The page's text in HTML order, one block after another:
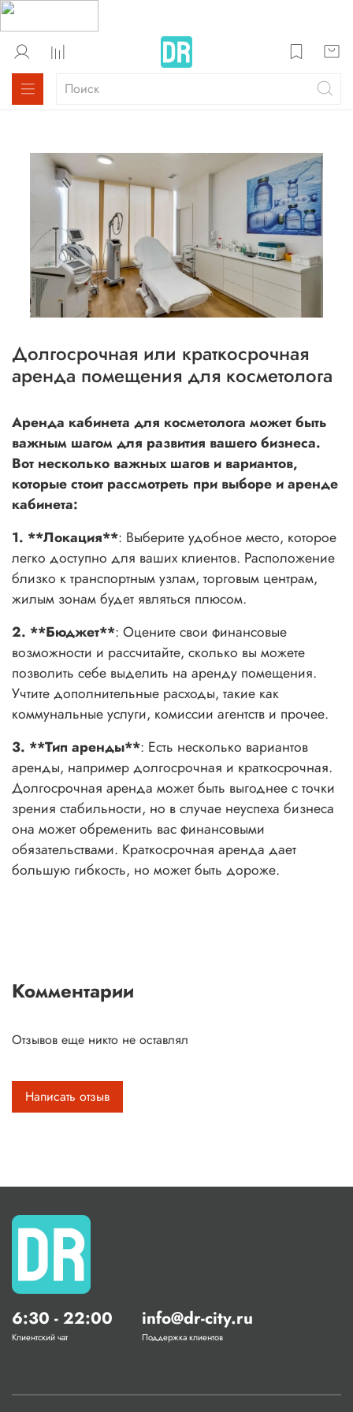
Долгосрочная или краткосрочная
аренда помещения для косметолога
Аренда кабинета для косметолога может быть
важным шагом для развития вашего бизнеса.
Вот несколько важных шагов и вариантов,
которые стоит рассмотреть при выборе и аренде
кабинета:
1. **Локация**: Выберите удобное место, которое
легко доступно для ваших клиентов. Расположение
близко к транспортным узлам, торговым центрам,
жилым зонам будет являться плюсом.
2. **Бюджет**: Оцените свои финансовые
возможности и рассчитайте, сколько вы можете
позволить себе выделить на аренду помещения.
Учтите дополнительные расходы, такие как
коммунальные услуги, комиссии агентств и прочее.
3. **Тип аренды**: Есть несколько вариантов
аренды, например долгосрочная и краткосрочная.
Долгосрочная аренда может быть выгоднее с точки
зрения стабильности, но в случае неуспеха бизнеса
она может обременить вас финансовыми
обязательствами. Краткосрочная аренда дает
большую гибкость, но может быть дороже.
Комментарии
Отзывов еще никто не оставлял
Написать отзыв
6:30 - 22:00
Клиентский чат
info@dr-city.ru
Поддержка клиентов